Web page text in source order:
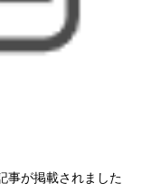
事が掲載されました